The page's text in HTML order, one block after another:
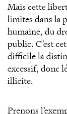
Mais cette
limites dans la
humaine, du
public. C’est
difficile la
excessif, donc
illicite.
Prenons